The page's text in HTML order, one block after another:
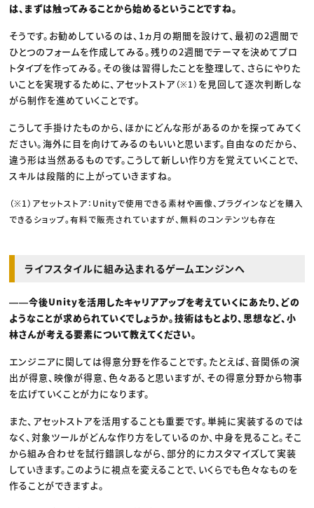
は、まずは触ってみることから始めるということですね。
そうです。お勧めしているのは、1ヵ月の期間を設けて、最初の2週間で
ひとつのフォームを作成してみる。残りの2週間でテーマを決めてプロ
トタイプを作ってみる。その後は習得したことを整理して、さらにやりた
いことを実現するために、アセットストア （※1） を見回して逐次判断しな
がら制作を進めていくことです。
こうして手掛けたものから、ほかにどんな形があるのかを探ってみてく
ださい。海外に目を向けてみるのもいいと思います。自由なのだから、
違う形は当然あるものです。こうして新しい作り方を覚えていくことで、
スキルは段階的に上がっていきますね。
（※1）アセットストア：Unityで使用できる素材や画像、プラグインなどを購入
できるショップ。有料で販売されていますが、無料のコンテンツも存在
ライフスタイルに組み込まれるゲームエンジンへ
――今後Unityを活用したキャリアアップを考えていくにあたり、どの
ようなことが求められていくでしょうか。技術はもとより、思想など、小
林さんが考える要素について教えてください。
エンジニアに関しては得意分野を作ることです。たとえば、音関係の演
出が得意、映像が得意、色々あると思いますが、その得意分野から物事
を広げていくことが力になります。
また、アセットストアを活用することも重要です。単純に実装するのでは
なく、対象ツールがどんな作り方をしているのか、中身を見ること。そこ
から組み合わせを試行錯誤しながら、部分的にカスタマイズして実装
していきます。このように視点を変えることで、いくらでも色々なものを
作ることができますよ。